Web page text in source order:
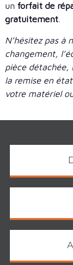
un forfait de
gratuitement.
N’hésitez pas à
changement,
pièce détachée,
la remise en
votre matériel